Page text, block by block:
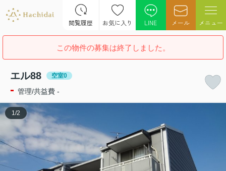
閲覧履歴 お気に入り LINE メール メニュー
この物件の募集は終了しました。
エル88 空室0
- 管理/共益費 -
1 /2